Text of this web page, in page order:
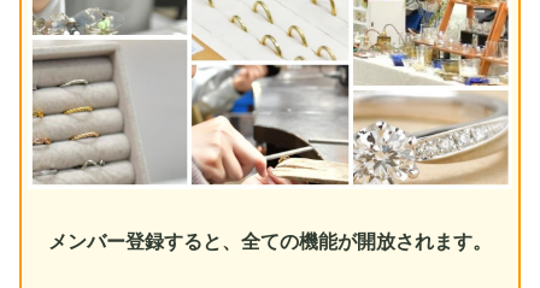
メンバー登録すると、全ての機能が開放されます。